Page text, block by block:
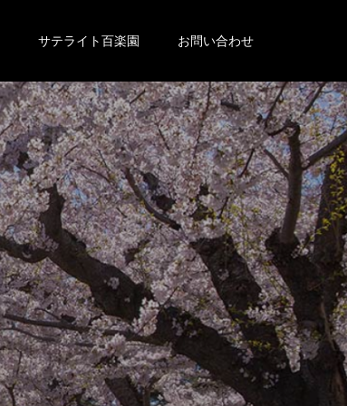
サテライト百楽園 お問い合わせ